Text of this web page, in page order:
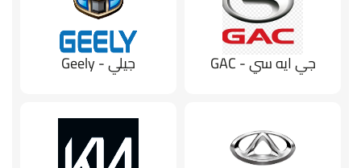
جي ايه سي - GAC جيلي - Geely